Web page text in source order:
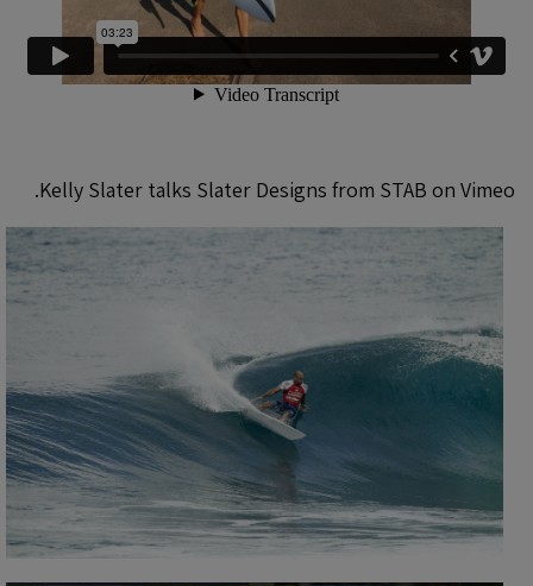
Kelly Slater talks Slater Designs from STAB on Vimeo
.